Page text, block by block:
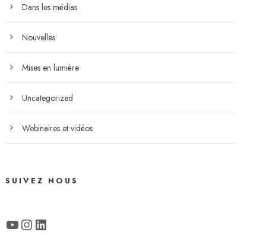
Dans les médias
Nouvelles
Mises en lumière
Uncategorized
Webinaires et vidéos
SUIVEZ NOUS
YouTube Instagram LinkedIn